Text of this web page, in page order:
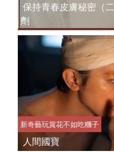
保持青春皮膚秘密（
劑
新奇藝玩賞花不如吃糰子
人間國寶